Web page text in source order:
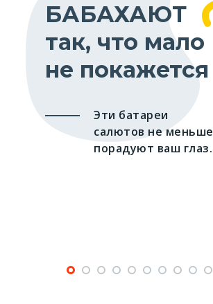
БАБАХАЮТ
так, что мало
не покажется
Эти батареи
салютов не меньше
порадуют ваш глаз.